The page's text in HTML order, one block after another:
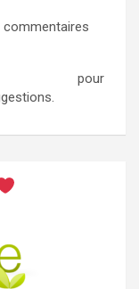
commentaires
pour